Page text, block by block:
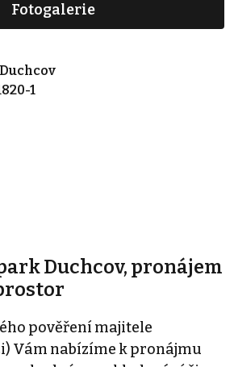
Fotogalerie
1
Duchcov, pronájem
pověření majitele
Vám nabízíme k pronájmu